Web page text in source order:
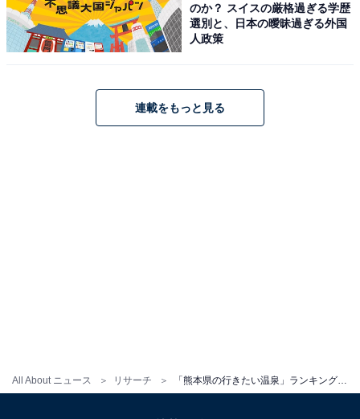
All About ニュース リサーチ 「熊本県の行きたい温泉」ランキング！ 2位「阿蘇内牧温泉」、1位は？
のか？ スイスの厳格過ぎる学歴
選別と、日本の曖昧過ぎる外国
人政策
連載をもっと見る